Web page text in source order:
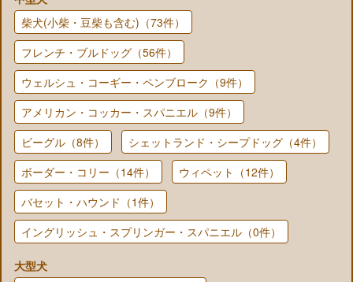
柴犬(小柴・豆柴も含む)（73件）
フレンチ・ブルドッグ（56件）
ウェルシュ・コーギー・ペンブローク（9件）
アメリカン・コッカー・スパニエル（9件）
ビーグル（8件）
シェットランド・シープドッグ（4件）
ボーダー・コリー（14件）
ウィペット（12件）
バセット・ハウンド（1件）
イングリッシュ・スプリンガー・スパニエル（0件）
大型犬